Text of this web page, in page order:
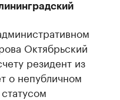
Октябрьский
резидент из
о непубличном